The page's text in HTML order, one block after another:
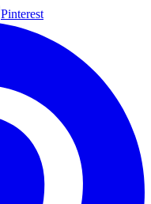
Pinterest